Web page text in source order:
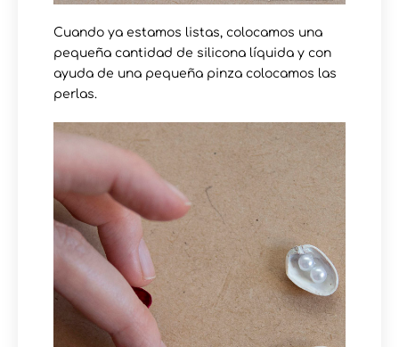
Cuando ya estamos listas, colocamos una
pequeña cantidad de silicona líquida y con
ayuda de una pequeña pinza colocamos las
perlas.